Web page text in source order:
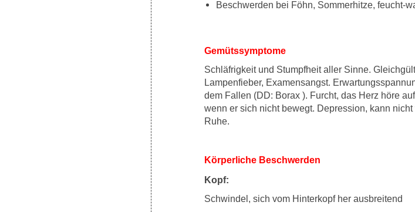
Beschwerden bei Föhn, Sommerhitze, feucht-
Gemütssymptome
Schläfrigkeit und Stumpfheit aller Sinne.
Lampenfieber, Examensangst.
dem Fallen (DD: Borax ). Furcht, das Herz höre
wenn er sich nicht bewegt. Depression, kann nicht
Ruhe.
Körperliche Beschwerden
Kopf:
Schwindel, sich vom Hinterkopf her ausbreitend